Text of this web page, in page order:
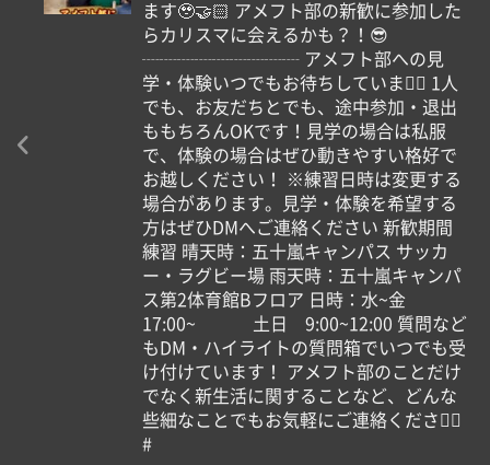
ます🥹🤝🏻 アメフト部の新歓に参加した
らカリスマに会えるかも？！😎
┈┈┈┈┈┈┈┈┈ アメフト部への見
学・体験いつでもお待ちしています🏻 1人
でも、お友だちとでも、途中参加・退出
ももちろんOKです！見学の場合は私服
で、体験の場合はぜひ動きやすい格好で
お越しください！ ※練習日時は変更する
場合があります。見学・体験を希望する
方はぜひDMへご連絡ください 新歓期間
練習 晴天時：五十嵐キャンパス サッカ
ー・ラグビー場 雨天時：五十嵐キャンパ
ス第2体育館Bフロア 日時：水~金
17:00~ 土日 9:00~12:00 質問など
もDM・ハイライトの質問箱でいつでも受
け付けています！ アメフト部のことだけ
でなく新生活に関することなど、どんな
些細なことでもお気軽にご連絡ください🏻
#